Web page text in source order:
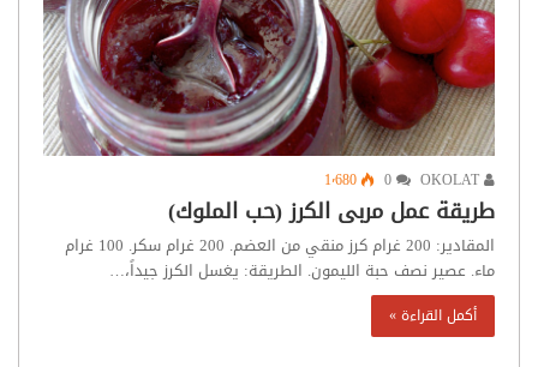
1٬680
طريقة عمل مربى الكرز (حب الملوك)
المقادير: 200 غرام كرز منقي من العضم. 200 غرام سكر. 100 غرام
ماء. عصير نصف حبة الليمون. الطريقة: يغسل الكرز جيداً،…
أكمل القراءة »